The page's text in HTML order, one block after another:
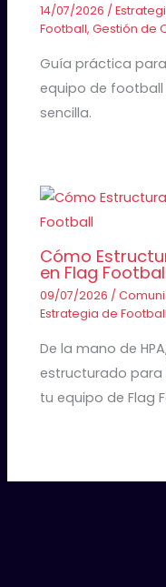
14/07/2026 /
Football,Gestión de
Guía práctica
equipo de
sencilla.
Cómo
en Flag
09/07/2026 /
Estrategia de
De la mano de
estructurado para
tu equipo de Flag